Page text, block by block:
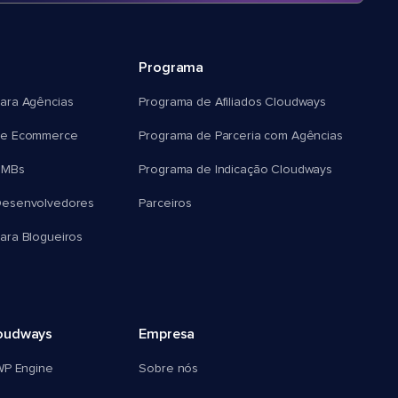
Agências
Ecommerce
Blogueiros
Programa
Programa de Afiliados Cloudways
Programa de Parceria com Agências
Programa de Indicação Cloudways
Parceiros
Engine
Empresa
Sobre nós